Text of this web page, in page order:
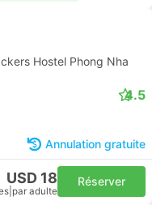
Hostel Phong Nha
4.5
Annulation gratuite
USD 18
par adulte
Réserver